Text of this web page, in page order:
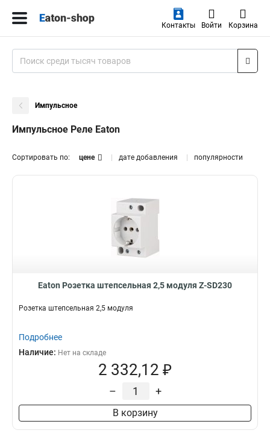
Контакты Войти Корзина
Импульсное
Импульсное Реле Eaton
Сортировать по: цене дате добавления популярности
Eaton Розетка штепсельная 2,5 модуля Z-SD230
Розетка штепсельная 2,5 модуля
Подробнее
Наличие: Нет на складе
2 332,12 ₽
– +
В корзину